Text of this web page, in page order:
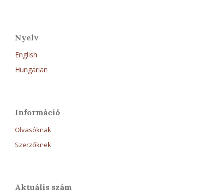
Nyelv
English
Hungarian
Információ
Olvasóknak
Szerzőknek
Aktuális szám